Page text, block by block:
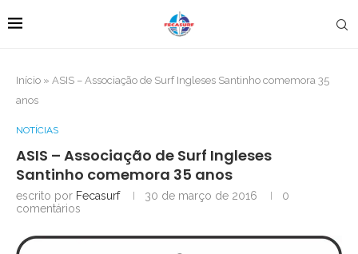
Início » ASIS – Associação de Surf Ingleses Santinho comemora 35
anos
NOTÍCIAS
ASIS – Associação de Surf Ingleses
Santinho comemora 35 anos
escrito por Fecasurf 30 de março de 2016
0
comentários